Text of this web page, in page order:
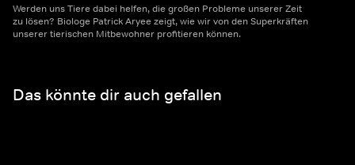
Werden uns Tiere dabei helfen, die großen Probleme unserer Zeit
zu lösen? Biologe Patrick Aryee zeigt, wie wir von den Superkräften
unserer tierischen Mitbewohner profitieren können.
Das könnte dir auch gefallen